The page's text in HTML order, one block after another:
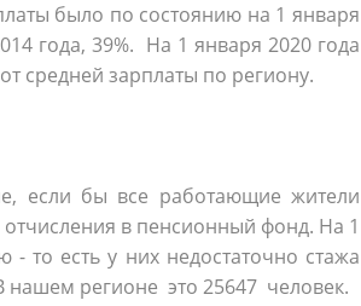
было по состоянию на 1 января
года, 39%. На 1 января 2020 года
средней зарплаты по региону.
если бы все работающие жители
в пенсионный фонд. На 1
то есть у них недостаточно стажа
нашем регионе это 25647 человек.